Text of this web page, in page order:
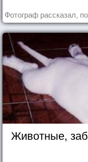
Фотограф рассказал,
Животные,